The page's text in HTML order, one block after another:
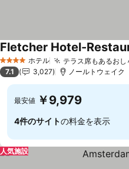
4 ホテルのランク
ホテル テラス席もあるお
Fletcher Hotel-
7.1 3,027 ノールトウェイク
最安値 ￥9,979
4件のサイトの料金を表示
人気施設